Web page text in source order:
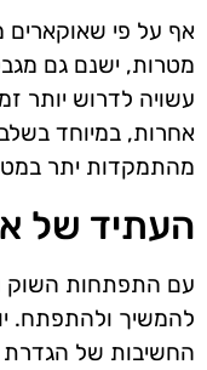
אף על פי שאוקארים
מטרות, ישנם גם
עשויה לדרוש יותר
אחרות, במיוחד
מהתמקדות יתר
העתיד של
עם התפתחות השוק
להמשיך ולהתפתח.
החשיבות של הגדרת